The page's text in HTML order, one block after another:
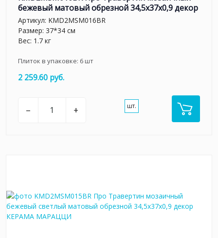
бежевый матовый обрезной 34,5x37x0,9 декор
Артикул: KMD2MSM016BR
Размер: 37*34 см
Вес: 1.7 кг
Плиток в упаковке: 6шт
2 259.60 руб.
– + шт.